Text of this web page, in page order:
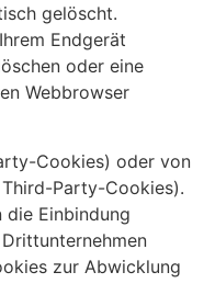
gelöscht.
Endgerät
oder eine
Webbrowser
Cookies) oder von
Party-Cookies).
Einbindung
zur Abwicklung